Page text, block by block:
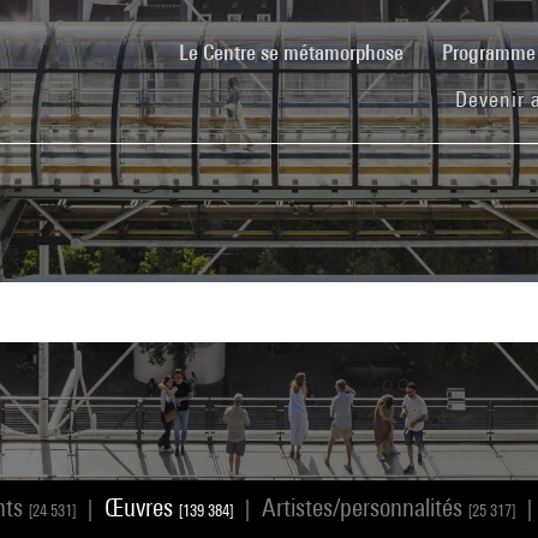
Le Centre se métamorphose(current)
Devenir
[24 531] Œuvres [139 384] Artistes/personnalités [25 317]